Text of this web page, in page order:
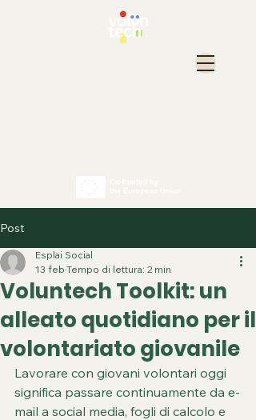
Post
Voluntech Toolkit: un
alleato quotidiano per il
volontariato giovanile
Esplai Social
13 feb Tempo di lettura: 2 min
Lavorare con giovani volontari oggi
significa passare continuamente da e-
mail a social media, fogli di calcolo e